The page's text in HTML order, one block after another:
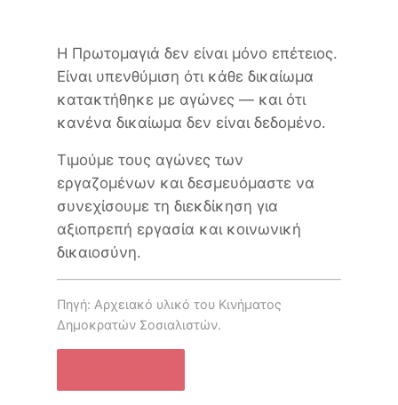
Η Πρωτομαγιά δεν είναι μόνο επέτειος.
Είναι υπενθύμιση ότι κάθε δικαίωμα
κατακτήθηκε με αγώνες — και ότι
κανένα δικαίωμα δεν είναι δεδομένο.
Τιμούμε τους αγώνες των
εργαζομένων και δεσμευόμαστε να
συνεχίσουμε τη διεκδίκηση για
αξιοπρεπή εργασία και κοινωνική
δικαιοσύνη.
Πηγή: Αρχειακό υλικό του Κινήματος
Δημοκρατών Σοσιαλιστών.